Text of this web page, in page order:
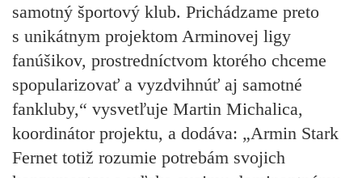
samotný športový klub. Prichádzame preto
s unikátnym projektom Arminovej ligy
fanúšikov, prostredníctvom ktorého chceme
spopularizovať a vyzdvihnúť aj samotné
fankluby,“ vysvetľuje Martin Michalica,
koordinátor projektu, a dodáva: „Armin Stark
Fernet totiž rozumie potrebám svojich